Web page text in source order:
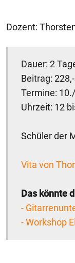
Dozent:
Dauer: 2
Beitrag:
Termine:
Uhrzeit: 12
Schüler der
Vita von
Das könnte
-
- Workshop